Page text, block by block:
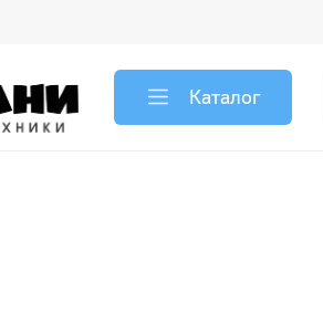
Каталог